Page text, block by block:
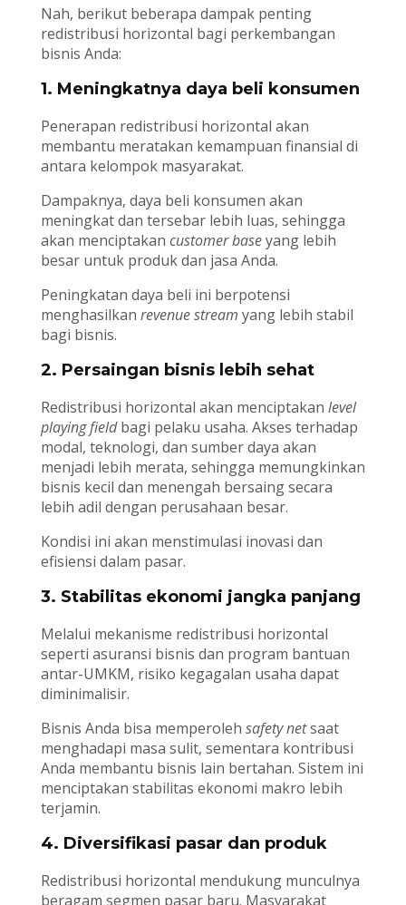
Nah, berikut beberapa dampak penting
redistribusi horizontal bagi perkembangan
bisnis Anda:
1. Meningkatnya daya beli konsumen
Penerapan redistribusi horizontal akan
membantu meratakan kemampuan finansial di
antara kelompok masyarakat.
Dampaknya, daya beli konsumen akan
meningkat dan tersebar lebih luas, sehingga
akan menciptakan customer baseyang lebih
besar untuk produk dan jasa Anda.
Peningkatan daya beli ini berpotensi
menghasilkan revenue stream yang lebih stabil
bagi bisnis.
2. Persaingan bisnis lebih sehat
Redistribusi horizontal akan menciptakan level
playing fieldbagi pelaku usaha. Akses terhadap
modal, teknologi, dan sumber daya akan
menjadi lebih merata, sehingga memungkinkan
bisnis kecil dan menengah bersaing secara
lebih adil dengan perusahaan besar.
Kondisi ini akan menstimulasi inovasi dan
efisiensi dalam pasar.
3. Stabilitas ekonomi jangka panjang
Melalui mekanisme redistribusi horizontal
seperti asuransi bisnis dan program bantuan
antar-UMKM, risiko kegagalan usaha dapat
diminimalisir.
Bisnis Anda bisa memperoleh safety netsaat
menghadapi masa sulit, sementara kontribusi
Anda membantu bisnis lain bertahan. Sistem ini
menciptakan stabilitas ekonomi makro lebih
terjamin.
4. Diversifikasi pasar dan produk
Redistribusi horizontal mendukung munculnya
beragam segmen pasar baru. Masyarakat